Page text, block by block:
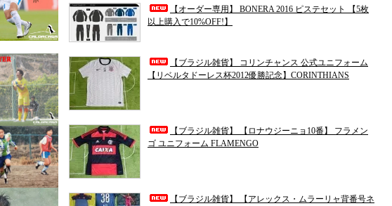
【オーダー専用】 BONERA 2016 ピステセット 【5枚
以上購入で10%OFF!】
【ブラジル雑貨】 コリンチャンス 公式ユニフォーム
【リベルタドーレス杯2012優勝記念】CORINTHIANS
【ブラジル雑貨】 【ロナウジーニョ10番】 フラメン
ゴ ユニフォーム FLAMENGO
【ブラジル雑貨】 【アレックス・ムラーリャ背番号ネ